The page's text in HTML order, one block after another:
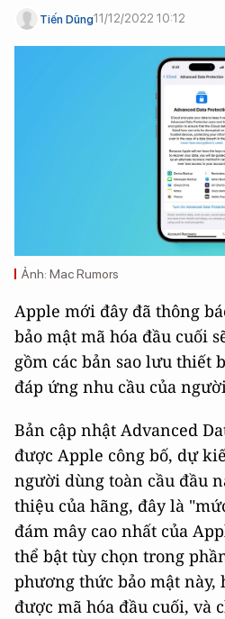
Tiến Dũng11/12/2022 10:12
Ảnh: Mac Rumors
Apple mới đây đã thông
bảo mật mã hóa đầu cuối
gồm các bản sao lưu thiết
đáp ứng nhu cầu của
Bản cập nhật Advanced
được Apple công bố, dự
người dùng toàn cầu đầu
thiệu của hãng, đây là
đám mây cao nhất của
thể bật tùy chọn trong
phương thức bảo mật này,
được mã hóa đầu cuối, và